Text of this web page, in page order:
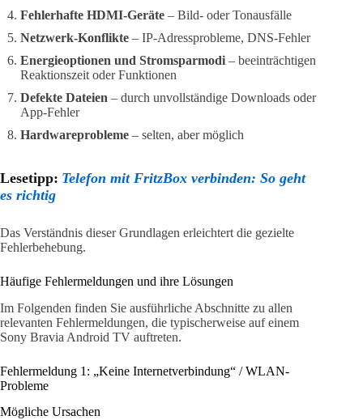
Fehlerhafte HDMI-Geräte – Bild- oder Tonausfälle
Netzwerk-Konflikte – IP-Adressprobleme, DNS-Fehler
Energieoptionen und Stromsparmodi – beeinträchtigen
Reaktionszeit oder Funktionen
Defekte Dateien – durch unvollständige Downloads oder
App-Fehler
Hardwareprobleme – selten, aber möglich
Lesetipp: Telefon mit FritzBox verbinden: So geht
es richtig
Das Verständnis dieser Grundlagen erleichtert die gezielte
Fehlerbehebung.
Häufige Fehlermeldungen und ihre Lösungen
Im Folgenden finden Sie ausführliche Abschnitte zu allen
relevanten Fehlermeldungen, die typischerweise auf einem
Sony Bravia Android TV auftreten.
Fehlermeldung 1: „Keine Internetverbindung“ / WLAN-
Probleme
Mögliche Ursachen